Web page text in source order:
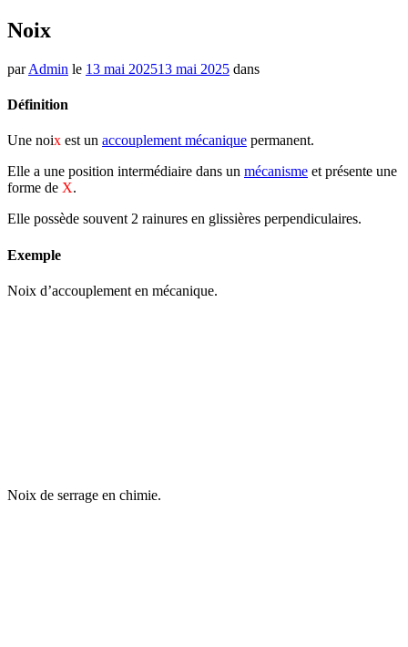
Noix
parAdmin le 13 mai 202513 mai 2025 dans
Définition
Une noix est un accouplement mécanique permanent.
Elle a une position intermédiaire dans un mécanisme et présente une
forme de X.
Elle possède souvent 2 rainures en glissières perpendiculaires.
Exemple
Noix d’accouplement en mécanique.
Noix de serrage en chimie.